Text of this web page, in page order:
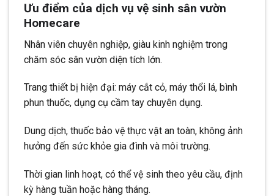
Ưu điểm của dịch vụ vệ sinh sân vườn
Homecare
Nhân viên chuyên nghiệp, giàu kinh nghiệm trong
chăm sóc sân vườn diện tích lớn.
Trang thiết bị hiện đại: máy cắt cỏ, máy thổi lá, bình
phun thuốc, dụng cụ cầm tay chuyên dụng.
Dung dịch, thuốc bảo vệ thực vật an toàn, không ảnh
hưởng đến sức khỏe gia đình và môi trường.
Thời gian linh hoạt, có thể vệ sinh theo yêu cầu, định
kỳ hàng tuần hoặc hàng tháng.